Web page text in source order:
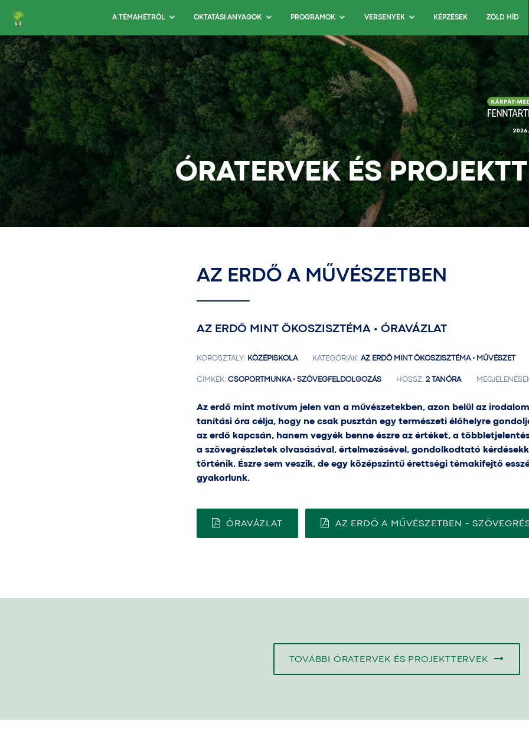
A TÉMAHÉTRŐL OKTATÁSI ANYAGOK PROGRAMOK VERSENYEK KÉPZÉSEK ZÖLD HÍD
ÓRATERVEK ÉS
AZ ERDŐ A MŰVÉSZETBEN
AZ ERDŐ MINT ÖKOSZISZTÉMA • ÓRAVÁZLAT
KOROSZTÁLY: KÖZÉPISKOLA KATEGÓRIÁK: AZ ERDŐ MINT ÖKOSZISZTÉMA • MŰVÉSZET
CÍMKÉK: CSOPORTMUNKA • SZÖVEGFELDOLGOZÁS HOSSZ: 2 TANÓRA
Az erdő mint motívum jelen van a művészetekben, azon belül az
tanítási óra célja, hogy ne csak pusztán egy természeti élőhelyre
az erdő kapcsán, hanem vegyék benne észre az értéket, a
a szövegrészletek olvasásával, értelmezésével, gondolkodtató
történik. Észre sem veszik, de egy középszintű érettségi témakifejtő
gyakorlunk.
ÓRAVÁZLAT AZ ERDŐ A MŰVÉSZETBEN -
TOVÁBBI ÓRATERVEK ÉS PROJEKTTERVEK